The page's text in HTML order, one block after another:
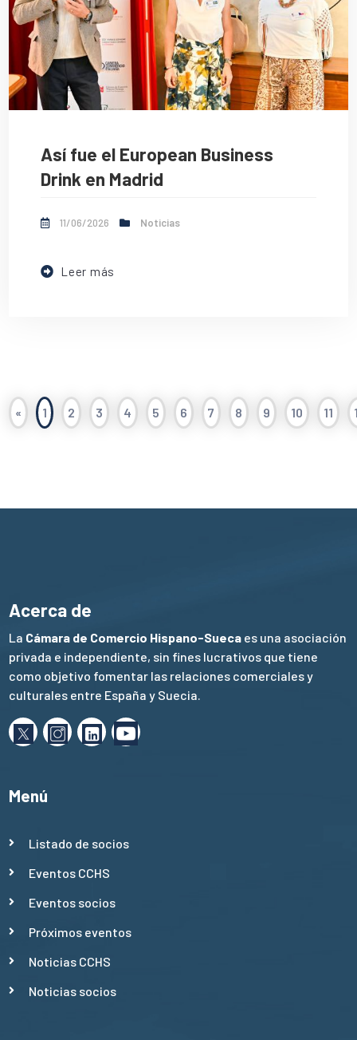
Así fue el European Business
Drink en Madrid
11/06/2026 Noticias
Leer más
« 1 2 3 4 5 6 7 8 9 10 11
Acerca de
La Cámara de Comercio Hispano-Sueca es una asociación
privada e independiente, sin fines lucrativos que tiene
como objetivo fomentar las relaciones comerciales y
culturales entre España y Suecia.
Menú
Listado de socios
Eventos CCHS
Eventos socios
Próximos eventos
Noticias CCHS
Noticias socios